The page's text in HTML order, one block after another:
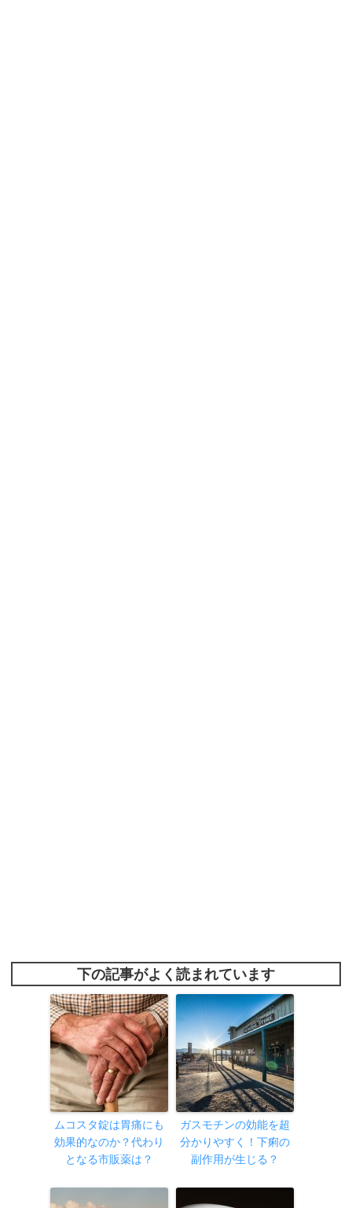
下の記事がよく読まれています
ムコスタ錠は胃痛にも
効果的なのか？代わり
となる市販薬は？
ガスモチンの効能を超
分かりやすく！下痢の
副作用が生じる？